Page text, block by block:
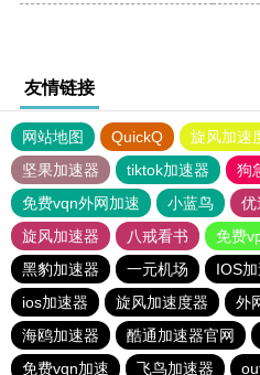
友情链接
网站地图 QuickQ 旋风加速
坚果加速器
tiktok加速器
狗
免费vqn外网加速
小蓝鸟 优
旋风加速器
八戒看书
免费
黑豹加速器
一元机场 IOS
ios加速器
旋风加速度器 外
海鸥加速器
酷通加速器官网
免费vqn加速
飞鸟加速器